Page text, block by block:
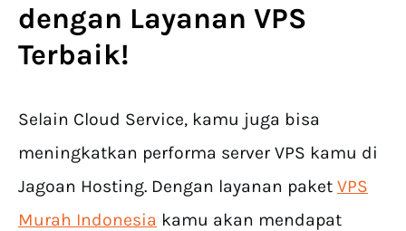
dengan Layanan VPS
Terbaik!
Selain Cloud Service, kamu juga bisa
meningkatkan performa server VPS kamu di
Jagoan Hosting. Dengan layanan paket VPS
Murah Indonesia kamu akan mendapat